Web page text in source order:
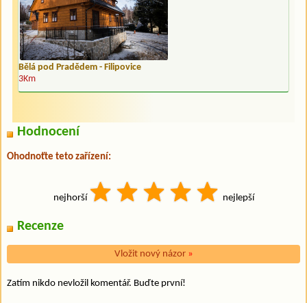
Bělá pod Pradědem - Filipovice
3Km
Hodnocení
Ohodnoťte teto zařízení:
nejhorší nejlepší
Recenze
Vložit nový názor »
Zatím nikdo nevložil komentář. Buďte první!